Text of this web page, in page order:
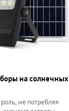
на солнечных
не потребляя